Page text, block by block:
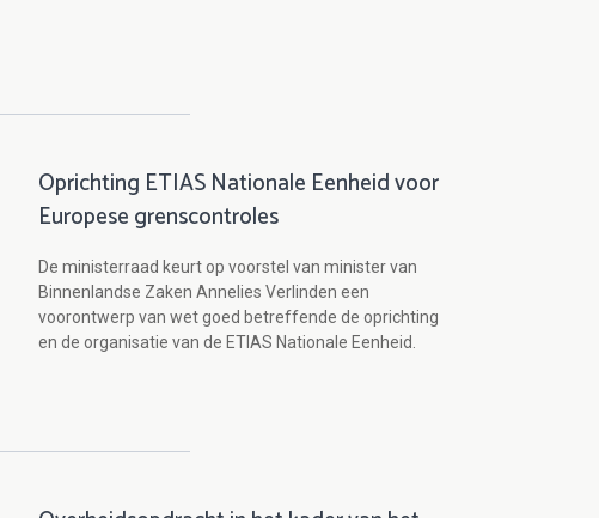
Oprichting ETIAS Nationale Eenheid voor
Europese grenscontroles
De ministerraad keurt op voorstel van minister van
Binnenlandse Zaken Annelies Verlinden een
voorontwerp van wet goed betreffende de oprichting
en de organisatie van de ETIAS Nationale Eenheid.